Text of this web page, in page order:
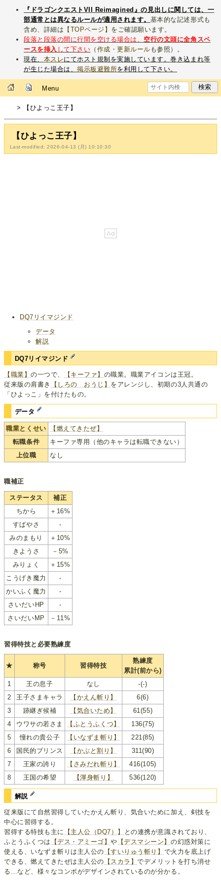
『ドラゴンクエストVII Reimagined』の見出しに関しては、一
部通常とは異なるルールが適用されます。 基本的な記述形式も
含め、詳細は 【TOPページ】 をご確認願います。
段落と段落の間に行間を空ける場合は、 空行の文頭に全角スペ
ースを挿入 して下さい （ 作成・更新ルール も参照）。
現在、 本スレにてホスト規制を実施しています。巻き込まれ等
が生じた場合は、掲示板避難所を利用して下さい。
Menu
> 【ひよっこ王子】
【ひよっこ王子】
Last-modified: 2026-04-13 (月) 10:10:30
DQ7リイマジンド
データ
解説
DQ7リイマジンド
【職業】の一つで、 【キーファ】 の職業。職業アイコンは王冠。
従来版の肩書き
【しろの おうじ】 をアレンジし、初期の3人共通の
「ひよっこ」を付けたもの。
データ
職業とくせい
【燃えてきたぜ】
転職条件
キーファ専用（他のキャラは転職できない）
上位職
なし
職補正
ステータス
補正
ちから
＋16%
すばやさ
-
みのまもり
＋10%
きようさ
－5%
みりょく
＋15%
こうげき魔力
-
かいふく魔力
-
さいだいHP
-
さいだいMP
－11%
習得特技と必要熟練度
★ 称号 習得特技
熟練度
累計(前から)
1
王の息子 なし
-(-)
2
王子さまキャラ 【かえん斬り】
6(6)
3
跡継ぎ候補 【気合いため】
61(55)
4
ウワサの若さま 【ふとうふくつ】
136(75)
5
憧れの貴公子 【いなずま斬り】
221(85)
6
国民的プリンス 【かぶと割り】
311(90)
7
王家の誇り 【さみだれ斬り】
416(105)
8
王国の希望 【渾身斬り】 536(120)
解説
従来版にて自然習得していたかえん斬り、気合いために加え、剣技を
中心に習得する。
習得する特技も主に
【主人公（DQ7）】
との連携が意識されており、
ふとうふくつは
【デス・アミーゴ】や 【デスマシーン】の幻惑対策に
使える、いなずま斬りは主人公の 【すいりゅう斬り】 で火力を底上げ
できる、燃えてきたぜは主人公の 【スカラ】でデメリットを打ち消せ
る…など、様々なコンボがデザインされているのが分かる。